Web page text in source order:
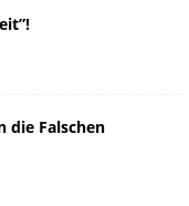
die Falschen